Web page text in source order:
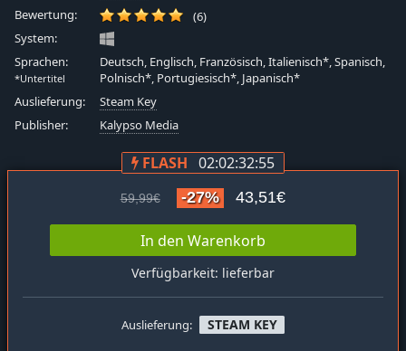
Bewertung:
(6)
System:
Sprachen:
*Untertitel
Deutsch, Englisch, Französisch, Italienisch*, Spanisch,
Polnisch*, Portugiesisch*, Japanisch*
Auslieferung:
Steam Key
Publisher:
Kalypso Media
FLASH 02:02:32:54
59,99€ -27% 43,51€
In den Warenkorb
Verfügbarkeit: lieferbar
Auslieferung: STEAM KEY